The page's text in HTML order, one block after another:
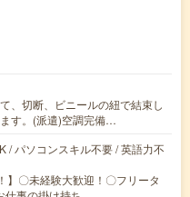
、切断、ビニールの紐で結束し
す。(派遣)空調完備…
/ パソコンスキル不要 / 英語力不
】〇未経験大歓迎！〇フリータ